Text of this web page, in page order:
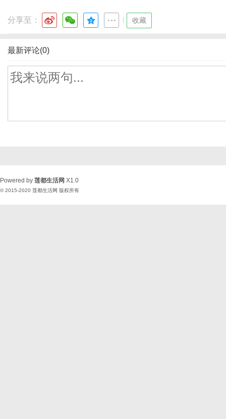
分享至： 收藏
最新评论(0)
Powered by 莲都生活网 X1.0
© 2015-2020 莲都生活网 版权所有